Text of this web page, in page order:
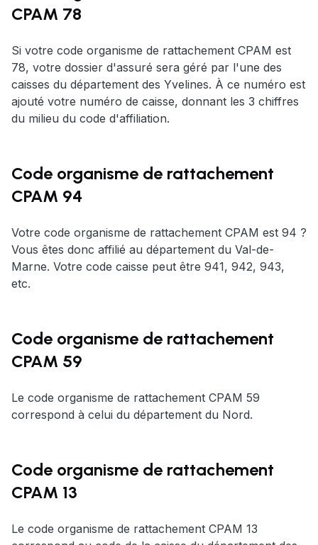
CPAM 78
Si votre code organisme de rattachement CPAM est
78, votre dossier d'assuré sera géré par l'une des
caisses du département des Yvelines. À ce numéro est
ajouté votre numéro de caisse, donnant les 3 chiffres
du milieu du code d'affiliation.
Code organisme de rattachement
CPAM 94
Votre code organisme de rattachement CPAM est 94 ?
Vous êtes donc affilié au département du Val-de-
Marne. Votre code caisse peut être 941, 942, 943,
etc.
Code organisme de rattachement
CPAM 59
Le code organisme de rattachement CPAM 59
correspond à celui du département du Nord.
Code organisme de rattachement
CPAM 13
Le code organisme de rattachement CPAM 13